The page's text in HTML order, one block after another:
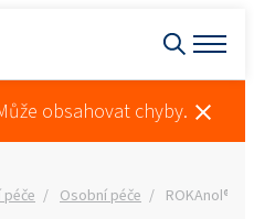
obsahovat chyby.
Osobní péče ROKAnol®G8